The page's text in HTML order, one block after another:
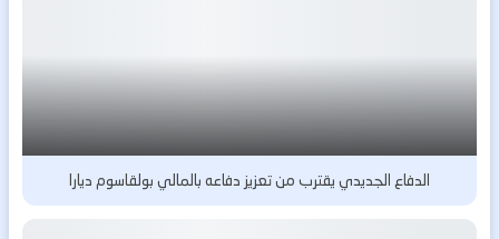
الدفاع الجديدي يقترب من تعزيز دفاعه بالمالي بولقاسوم ديارا